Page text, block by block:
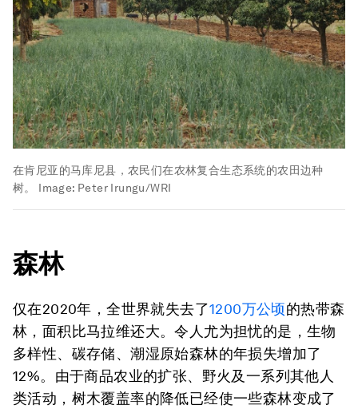
在肯尼亚的马库尼县，农民们在农林复合生态系统的农田边种
树。
Image: Peter Irungu/WRI
森林
仅在2020年，全世界就失去了1200万公顷的热带森
林，面积比马拉维还大。令人尤为担忧的是，生物
多样性、碳存储、潮湿原始森林的年损失增加了
12%。由于商品农业的扩张、野火及一系列其他人
类活动，树木覆盖率的降低已经使一些森林变成了